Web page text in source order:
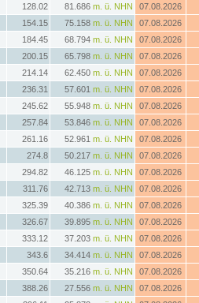
128.02 81.686 m. ü. NHN 07.08.2026
154.15 75.158 m. ü. NHN 07.08.2026
184.45 68.794 m. ü. NHN 07.08.2026
200.15 65.798 m. ü. NHN 07.08.2026
214.14 62.450 m. ü. NHN 07.08.2026
236.31 57.601 m. ü. NHN 07.08.2026
245.62 55.948 m. ü. NHN 07.08.2026
257.84 53.846 m. ü. NHN 07.08.2026
261.16 52.961 m. ü. NHN 07.08.2026
274.8 50.217 m. ü. NHN 07.08.2026
294.82 46.125 m. ü. NHN 07.08.2026
311.76 42.713 m. ü. NHN 07.08.2026
325.39 40.386 m. ü. NHN 07.08.2026
326.67 39.895 m. ü. NHN 07.08.2026
333.12 37.203 m. ü. NHN 07.08.2026
343.6 34.414 m. ü. NHN 07.08.2026
350.64 35.216 m. ü. NHN 07.08.2026
388.26 27.556 m. ü. NHN 07.08.2026